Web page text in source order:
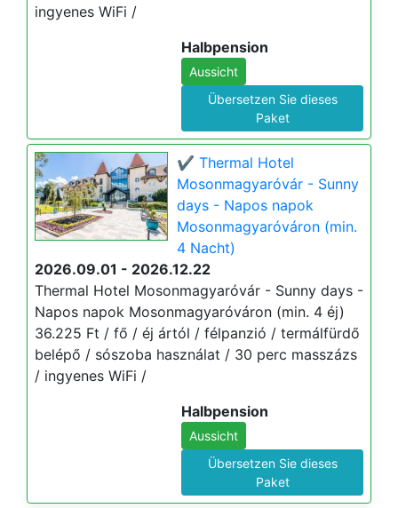
ingyenes WiFi /
Halbpension
Aussicht
Übersetzen Sie dieses
Paket
✔️ Thermal Hotel
Mosonmagyaróvár - Sunny
days - Napos napok
Mosonmagyaróváron (min.
4 Nacht)
2026.09.01 - 2026.12.22
Thermal Hotel Mosonmagyaróvár - Sunny days -
Napos napok Mosonmagyaróváron (min. 4 éj)
36.225 Ft / fő / éj ártól / félpanzió / termálfürdő
belépő / sószoba használat / 30 perc masszázs
/ ingyenes WiFi /
Halbpension
Aussicht
Übersetzen Sie dieses
Paket